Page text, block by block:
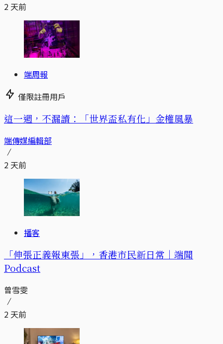
2 天前
端周報
僅限註冊用戶
這一週，不漏讀：「世界盃私有化」金權風暴
端傳媒編輯部
2 天前
播客
「伸張正義報東張」，香港市民新日常｜端聞
Podcast
曾雪雯
2 天前